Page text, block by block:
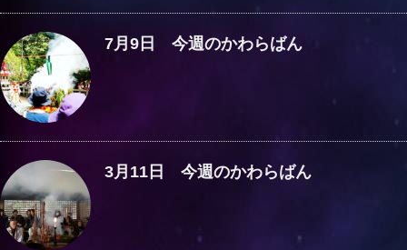
7月9日 今週のかわらばん
3月11日 今週のかわらばん